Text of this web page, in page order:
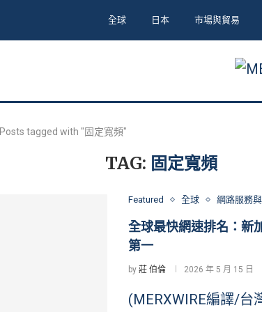
全球 日本 市場與貿易
Posts tagged with "固定寬頻"
TAG: 固定寬頻
Featured 全球 網路服務
全球最快網速排名：新
第一
by 莊 伯倫 2026 年 5 月 15 日
(MERXWIRE編譯/台